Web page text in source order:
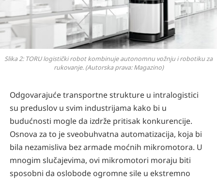
Slika 2: TORU logistički robot kombinuje autonomnu vožnju i robotiku za
rukovanje. (Autorska prava: Magazino)
Odgovarajuće transportne strukture u intralogistici
su preduslov u svim industrijama kako bi u
budućnosti mogle da izdrže pritisak konkurencije.
Osnova za to je sveobuhvatna automatizacija, koja bi
bila nezamisliva bez armade moćnih mikromotora. U
mnogim slučajevima, ovi mikromotori moraju biti
sposobni da oslobode ogromne sile u ekstremno